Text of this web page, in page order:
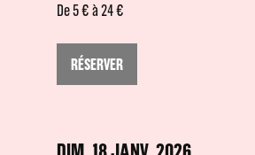
De 5 € à 24 €
RÉSERVER